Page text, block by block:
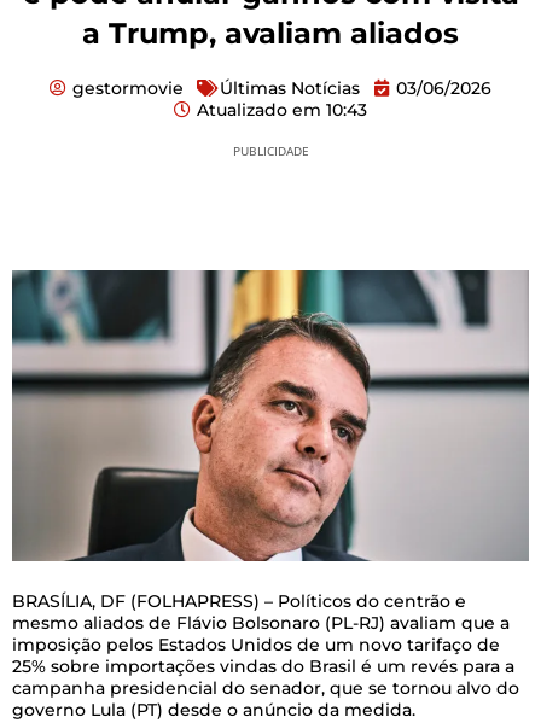
a Trump, avaliam aliados
gestormovie Últimas Notícias
03/06/2026
Atualizado em 10:43
PUBLICIDADE
BRASÍLIA, DF (FOLHAPRESS) – Políticos do centrão e
mesmo aliados de Flávio Bolsonaro (PL-RJ) avaliam que a
imposição pelos Estados Unidos de um novo tarifaço de
25% sobre importações vindas do Brasil é um revés para a
campanha presidencial do senador, que se tornou alvo do
governo Lula (PT) desde o anúncio da medida.